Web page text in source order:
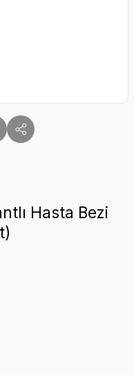
Hasta Bezi